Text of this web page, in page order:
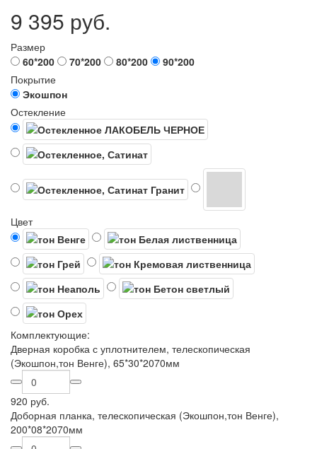
9 395 руб.
Размер
60*200
70*200 80*200
90*200
Покрытие
Экошпон
Остекление
Цвет
Комплектующие:
Дверная коробка с уплотнителем, телескопическая
(Экошпон,тон Венге), 65*30*2070мм
920 руб.
Доборная планка, телескопическая (Экошпон,тон Венге),
200*08*2070мм